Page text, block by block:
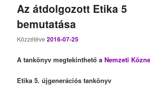
Az átdolgozott Etika 5
bemutatása
Közzétéve2016-07-25
A tankönyv megtekinthető aNemzeti
Etika 5. újgenerációs tankönyv